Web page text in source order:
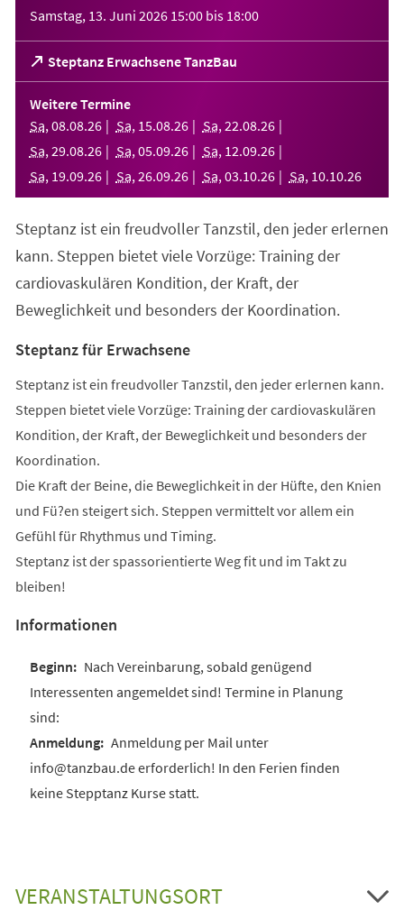
Samstag, 13. Juni 2026 15:00 bis 18:00
Steptanz Erwachsene TanzBau
(Öffnet
in
einem
neuen
Tab)
Weitere Termine
Sa, 08.08.26 Sa, 15.08.26 Sa, 22.08.26
Sa, 29.08.26 Sa, 05.09.26 Sa, 12.09.26
Sa, 19.09.26 Sa, 26.09.26 Sa, 03.10.26 Sa, 10.10.26
Steptanz ist ein freudvoller Tanzstil, den jeder erlernen
kann. Steppen bietet viele Vorzüge: Training der
cardiovaskulären Kondition, der Kraft, der
Beweglichkeit und besonders der Koordination.
Steptanz für Erwachsene
Steptanz ist ein freudvoller Tanzstil, den jeder erlernen kann.
Steppen bietet viele Vorzüge: Training der cardiovaskulären
Kondition, der Kraft, der Beweglichkeit und besonders der
Koordination.
Die Kraft der Beine, die Beweglichkeit in der Hüfte, den Knien
und Fü?en steigert sich. Steppen vermittelt vor allem ein
Gefühl für Rhythmus und Timing.
Steptanz ist der spassorientierte Weg fit und im Takt zu
bleiben!
Informationen
Nach Vereinbarung, sobald genügend
Interessenten angemeldet sind! Termine in Planung
sind:
Anmeldung per Mail unter
info@tanzbau.de erforderlich! In den Ferien finden
keine Stepptanz Kurse statt.
VERANSTALTUNGSORT